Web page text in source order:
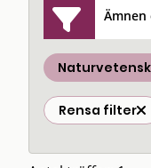
Rensa filter